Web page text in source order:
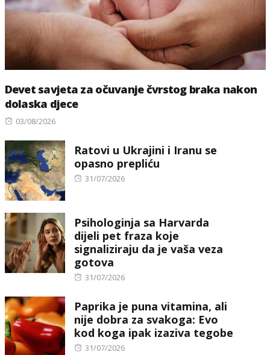
Devet savjeta za očuvanje čvrstog braka nakon
dolaska djece
Posted
03/08/2026
Ratovi u Ukrajini i Iranu se
opasno prepliću
Posted
31/07/2026
Psihologinja sa Harvarda
dijeli pet fraza koje
signaliziraju da je vaša veza
gotova
Posted
31/07/2026
Paprika je puna vitamina, ali
nije dobra za svakoga: Evo
kod koga ipak izaziva tegobe
Posted
31/07/2026